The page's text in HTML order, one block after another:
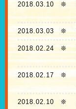
2018.03.10 ❊
2018.03.03❊
2018.02.24❊
2018.02.17 ❊
2018.02.10 ❊